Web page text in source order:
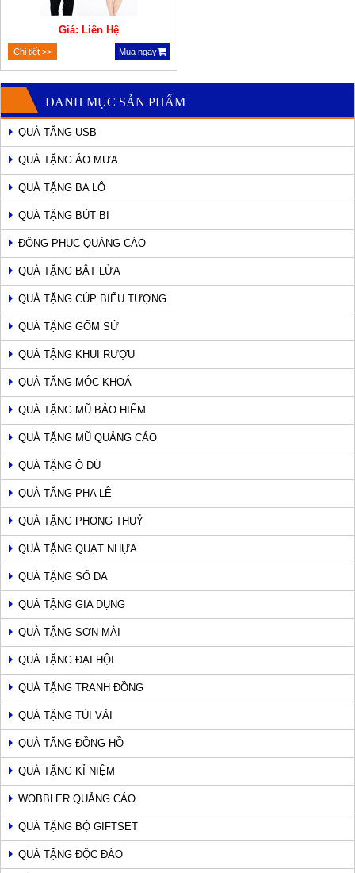
Giá: Liên Hệ
Chi tiết >> Mua ngay
DANH MỤC SẢN PHẨM
QUÀ TẶNG USB
QUÀ TẶNG ÁO MƯA
QUÀ TẶNG BA LÔ
QUÀ TẶNG BÚT BI
ĐỒNG PHỤC QUẢNG CÁO
QUÀ TẶNG BẬT LỬA
QUÀ TẶNG CÚP BIỂU TƯỢNG
QUÀ TẶNG GỐM SỨ
QUÀ TẶNG KHUI RƯỢU
QUÀ TẶNG MÓC KHOÁ
QUÀ TẶNG MŨ BẢO HIỂM
QUÀ TẶNG MŨ QUẢNG CÁO
QUÀ TẶNG Ô DÙ
QUÀ TẶNG PHA LÊ
QUÀ TẶNG PHONG THUỶ
QUÀ TẶNG QUẠT NHỰA
QUÀ TẶNG SỔ DA
QUÀ TẶNG GIA DỤNG
QUÀ TẶNG SƠN MÀI
QUÀ TẶNG ĐẠI HỘI
QUÀ TẶNG TRANH ĐỒNG
QUÀ TẶNG TÚI VẢI
QUÀ TẶNG ĐỒNG HỒ
QUÀ TẶNG KỈ NIỆM
WOBBLER QUẢNG CÁO
QUÀ TẶNG BỘ GIFTSET
QUÀ TẶNG ĐỘC ĐÁO